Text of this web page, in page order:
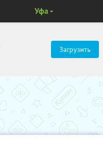
Загрузить
Уфа